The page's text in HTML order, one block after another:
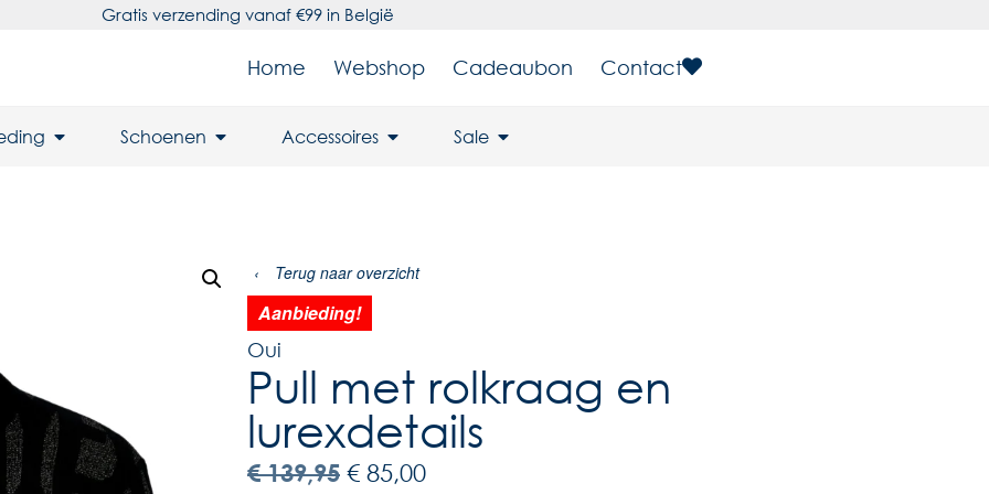
Gratis verzending vanaf €99 in België
Home Webshop Cadeaubon Contact
Schoenen Accessoires Sale
‹ Terug naar overzicht
Aanbieding!
Oui
Pull met rolkraag en
lurexdetails
€139,95 € 85,00